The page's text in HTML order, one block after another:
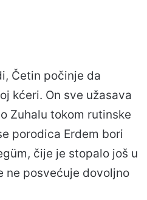
Četin počinje da
kćeri. On sve užasava
Zuhalu tokom rutinske
porodica Erdem bori
čije je stopalo još u
ne posvećuje dovoljno